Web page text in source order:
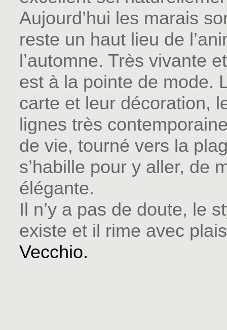
Aujourd’hui les marais
reste un haut lieu de
l’automne. Très vivante
est à la pointe de mode.
carte et leur décoration,
lignes très
de vie, tourné vers la
s’habille pour y aller, de
élégante.
Il n’y a pas de doute, le
existe et il rime avec
Vecchio.